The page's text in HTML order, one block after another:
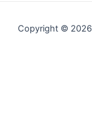
Copyright ©